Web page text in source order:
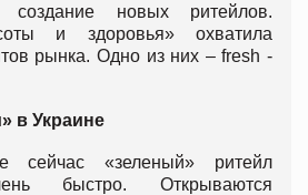
создание новых ритейлов.
и здоровья» охватила
рынка. Одно из них – fresh -
в Украине
сейчас «зеленый» ритейл
быстро. Открываются